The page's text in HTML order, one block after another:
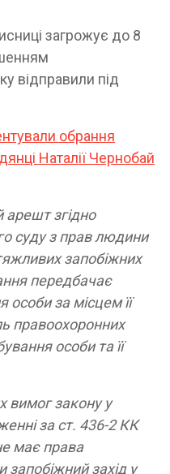
загрожує до 8
відправили під
обрання
Наталії Чернобай
арешт згідно
суду з прав людини
запобіжних
передбачає
особи за місцем її
правоохоронних
особи та її
вимог закону у
за ст. 436-2 КК
має права
запобіжний захід у